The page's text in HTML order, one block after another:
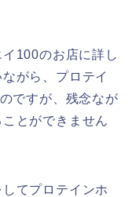
100のお店に詳し
がら、プロテイ
ですが、残念なが
とができません
てプロテインホ